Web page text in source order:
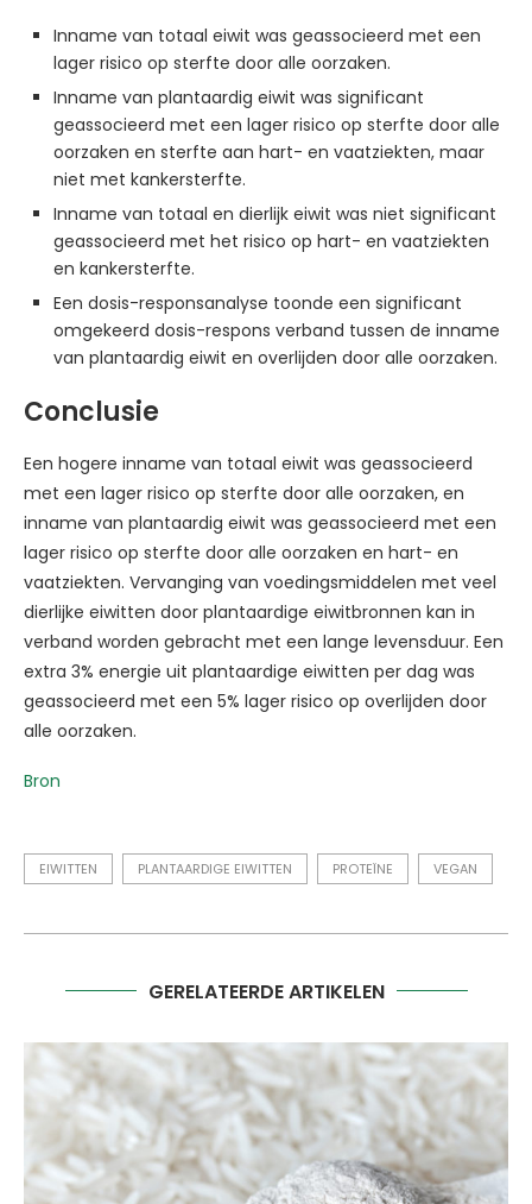
Inname van totaal eiwit was geassocieerd met een
lager risico op sterfte door alle oorzaken.
Inname van plantaardig eiwit was significant
geassocieerd met een lager risico op sterfte door alle
oorzaken en sterfte aan hart- en vaatziekten, maar
niet met kankersterfte.
Inname van totaal en dierlijk eiwit was niet significant
geassocieerd met het risico op hart- en vaatziekten
en kankersterfte.
Een dosis-responsanalyse toonde een significant
omgekeerd dosis-respons verband tussen de inname
van plantaardig eiwit en overlijden door alle oorzaken.
Conclusie
Een hogere inname van totaal eiwit was geassocieerd
met een lager risico op sterfte door alle oorzaken, en
inname van plantaardig eiwit was geassocieerd met een
lager risico op sterfte door alle oorzaken en hart- en
vaatziekten. Vervanging van voedingsmiddelen met veel
dierlijke eiwitten door plantaardige eiwitbronnen kan in
verband worden gebracht met een lange levensduur. Een
extra 3% energie uit plantaardige eiwitten per dag was
geassocieerd met een 5% lager risico op overlijden door
alle oorzaken.
Bron
EIWITTEN PLANTAARDIGE EIWITTEN PROTEÏNE VEGAN
GERELATEERDE ARTIKELEN